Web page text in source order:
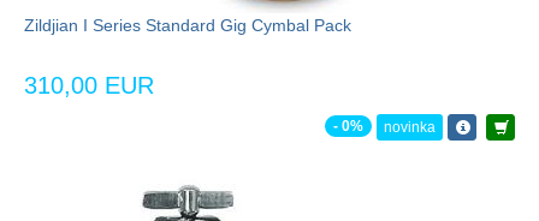
Zildjian I Series Standard Gig Cymbal Pack
310,00 EUR
- 0% novinka